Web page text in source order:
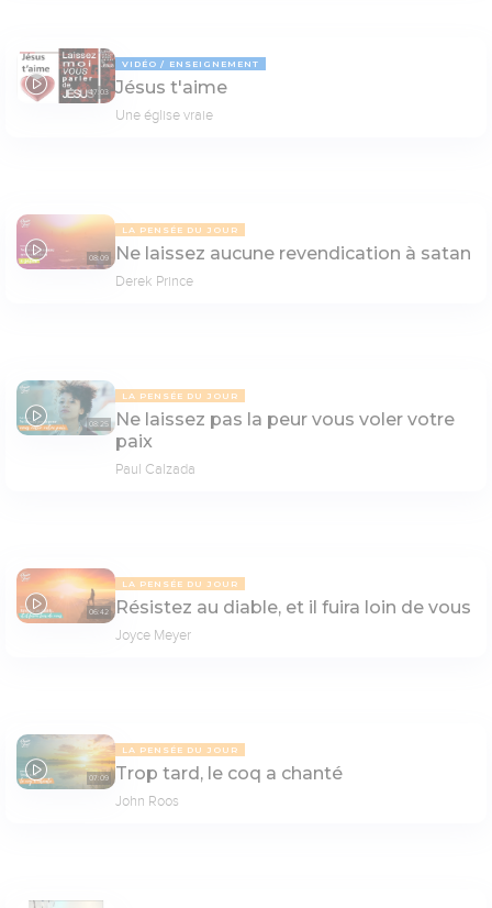
47:03
VIDÉO ENSEIGNEMENT
Jésus t'aime
Une église vraie
08:09
LA PENSÉE DU JOUR
Ne laissez aucune revendication à satan
Derek Prince
08:25
LA PENSÉE DU JOUR
Ne laissez pas la peur vous voler votre
paix
Paul Calzada
06:42
LA PENSÉE DU JOUR
Résistez au diable, et il fuira loin de vous
Joyce Meyer
07:09
LA PENSÉE DU JOUR
Trop tard, le coq a chanté
John Roos